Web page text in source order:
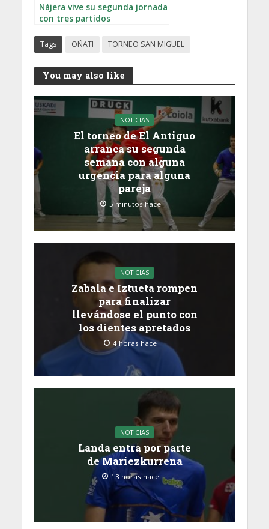
Nájera vive su segunda jornada
con tres partidos
Tags OÑATI TORNEO SAN MIGUEL
You may also like
NOTICIAS
El torneo de El Antiguo
arranca su segunda
semana con alguna
urgencia para alguna
pareja
5 minutos hace
NOTICIAS
Zabala e Iztueta rompen
para finalizar
llevándose el punto con
los dientes apretados
4 horas hace
NOTICIAS
Landa entra por parte
de Mariezkurrena
13 horas hace